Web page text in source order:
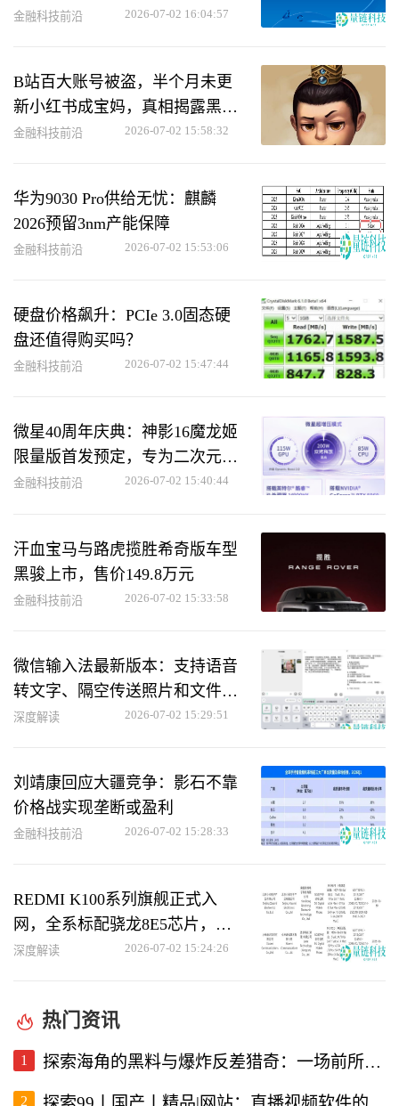
金融科技前沿 2026-07-02 16:04:57
B站百大账号被盗，半个月未更
新小红书成宝妈，真相揭露黑产
作祟
金融科技前沿 2026-07-02 15:58:32
华为9030 Pro供给无忧：麒麟
2026预留3nm产能保障
金融科技前沿 2026-07-02 15:53:06
硬盘价格飙升：PCIe 3.0固态硬
盘还值得购买吗？
金融科技前沿 2026-07-02 15:47:44
微星40周年庆典：神影16魔龙姬
限量版首发预定，专为二次元玩
家打造
金融科技前沿 2026-07-02 15:40:44
汗血宝马与路虎揽胜希奇版车型
黑骏上市，售价149.8万元
金融科技前沿 2026-07-02 15:33:58
微信输入法最新版本：支持语音
转文字、隔空传送照片和文件的
重磅更新
深度解读 2026-07-02 15:29:51
刘靖康回应大疆竞争：影石不靠
价格战实现垄断或盈利
金融科技前沿 2026-07-02 15:28:33
REDMI K100系列旗舰正式入
网，全系标配骁龙8E5芯片，性
能强劲
深度解读 2026-07-02 15:24:26
热门资讯
1 探索海角的黑料与爆炸反差猎奇：一场前所未有的直播视频体验
2